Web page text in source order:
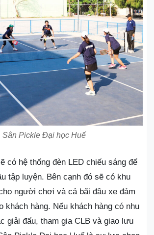
Sân Pickle Đại học Huế
có hệ thống đèn LED chiếu sáng để
tập luyện. Bên cạnh đó sẽ có khu
người chơi và cả bãi đậu xe đảm
khách hàng. Nếu khách hàng có nhu
giải đấu, tham gia CLB và giao lưu